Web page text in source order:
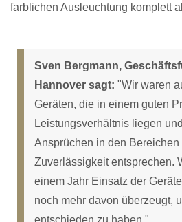
farblichen Ausleuchtung komplett
Sven Bergmann,
Hannover sagt: "Wir waren
Geräten, die in einem guten
Leistungsverhältnis liegen
Ansprüchen in den
Zuverlässigkeit entsprechen.
einem Jahr Einsatz der
noch mehr davon überzeugt,